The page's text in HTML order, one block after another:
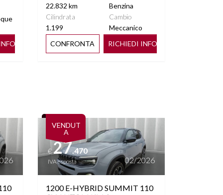
22.832 km
Benzina
Cilindrata
1.199
Cambio
Meccanico
CONFRONTA
RICHIEDI INFO
VENDUT
A
Vedi dettagli
€27.470
IVA esposta 02/2026
1200 E-HYBRID SUMMIT 110